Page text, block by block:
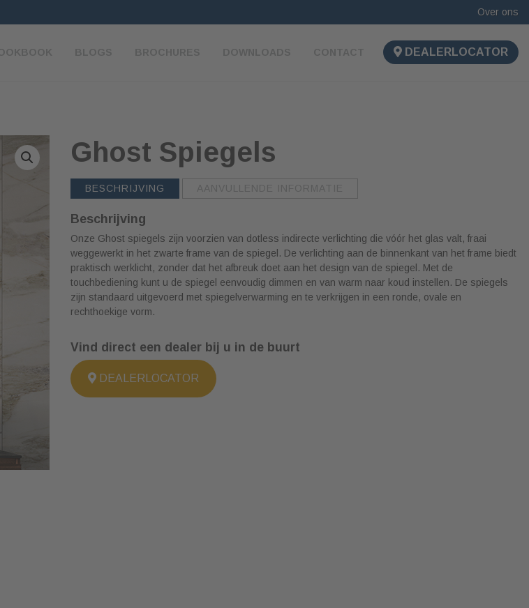
Over ons
BLOGS BROCHURES DOWNLOADS CONTACT DEALERLOCATOR
Ghost Spiegels
BESCHRIJVING AANVULLENDE INFORMATIE
Beschrijving
Onze Ghost spiegels zijn voorzien van dotless indirecte verlichting die vóór het glas valt, fraai
weggewerkt in het zwarte frame van de spiegel. De verlichting aan de binnenkant van het frame biedt
praktisch werklicht, zonder dat het afbreuk doet aan het design van de spiegel. Met de
touchbediening kunt u de spiegel eenvoudig dimmen en van warm naar koud instellen. De spiegels
zijn standaard uitgevoerd met spiegelverwarming en te verkrijgen in een ronde, ovale en
rechthoekige vorm.
Vind direct een dealer bij u in de buurt
DEALERLOCATOR